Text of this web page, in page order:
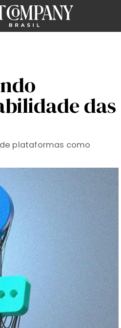
das
plataformas como